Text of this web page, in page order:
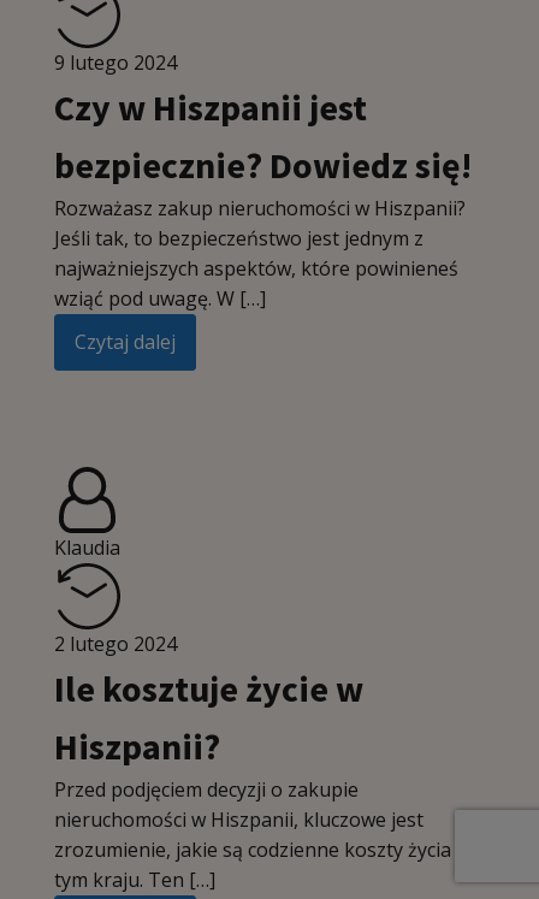
9 lutego 2024
Czy w Hiszpanii jest
bezpiecznie? Dowiedz się!
Rozważasz zakup nieruchomości w Hiszpanii?
Jeśli tak, to bezpieczeństwo jest jednym z
najważniejszych aspektów, które powinieneś
wziąć pod uwagę. W […]
Czytaj dalej
Klaudia
2 lutego 2024
Ile kosztuje życie w
Hiszpanii?
Przed podjęciem decyzji o zakupie
nieruchomości w Hiszpanii, kluczowe jest
zrozumienie, jakie są codzienne koszty życia w
tym kraju. Ten […]